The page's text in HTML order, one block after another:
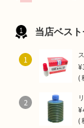
当店ベス
1
(
2
(